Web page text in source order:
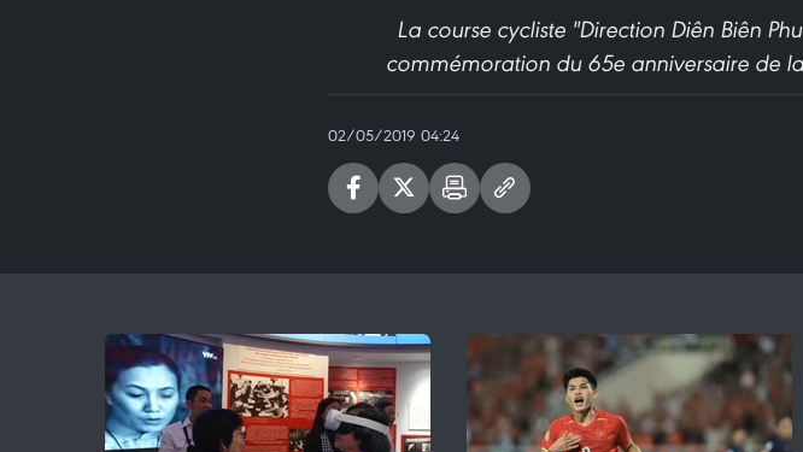
La course cycliste "Direction Diên Biên
commémoration du 65e anniversaire de
02/05/2019 04:24